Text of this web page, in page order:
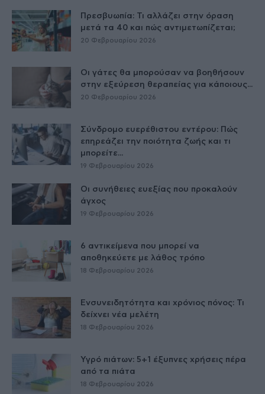
Πρεσβυωπία: Τι αλλάζει στην όραση
μετά τα 40 και πώς αντιμετωπίζεται;
20 Φεβρουαρίου 2026
Οι γάτες θα μπορούσαν να βοηθήσουν
στην εξεύρεση θεραπείας για κάποιους...
20 Φεβρουαρίου 2026
Σύνδρομο ευερέθιστου εντέρου: Πώς
επηρεάζει την ποιότητα ζωής και τι
μπορείτε...
19 Φεβρουαρίου 2026
Οι συνήθειες ευεξίας που προκαλούν
άγχος
19 Φεβρουαρίου 2026
6 αντικείμενα που μπορεί να
αποθηκεύετε με λάθος τρόπο
18 Φεβρουαρίου 2026
Ενσυνειδητότητα και χρόνιος πόνος: Τι
δείχνει νέα μελέτη
18 Φεβρουαρίου 2026
Υγρό πιάτων: 5+1 έξυπνες χρήσεις πέρα
από τα πιάτα
18 Φεβρουαρίου 2026